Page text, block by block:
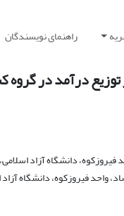
راهنمای نویسندگان
توزیع درآمد در
دانشگاه آزاد
واحد فیروزکوه، دانشگاه